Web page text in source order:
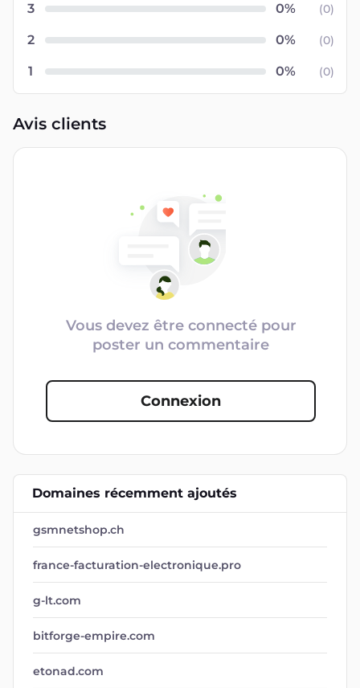
3 (0)
2 (0)
1 (0)
Avis clients
Vous devez être connecté pour
poster un commentaire
Connexion
Domaines récemment ajoutés
gsmnetshop.ch
france-facturation-electronique.pro
g-lt.com
bitforge-empire.com
etonad.com